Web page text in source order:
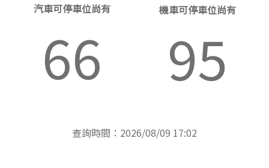
汽車可停車位尚有
66
機車可停車位尚有
95
查詢時間：2026/08/09 17:02